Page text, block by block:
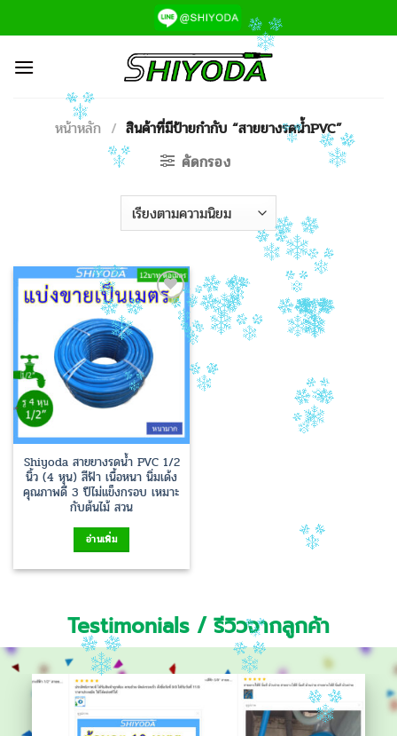
ไป
เนื้อหา
หน้าหลัก / สินค้าที่มีป้ายกำกับ “สายยางรดน้ำPVC”
คัดกรอง
Add to
Wishlist
Shiyoda สายยางรดน้ำ PVC 1/2
นิ้ว (4 หุน) สีฟ้า เนื้อหนา นิ่มเด้ง
คุณภาพดี 3 ปีไม่แข็งกรอบ เหมาะ
กับต้นไม้ สวน
อ่านเพิ่ม
Testimonials / รีวิวจากลูกค้า